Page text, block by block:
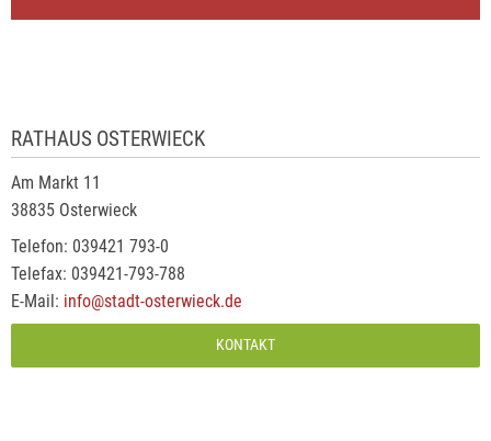
RATHAUS OSTERWIECK
Am Markt 11
38835 Osterwieck
Telefon: 039421 793-0
Telefax: 039421-793-788
E-Mail: info@stadt-osterwieck.de
KONTAKT